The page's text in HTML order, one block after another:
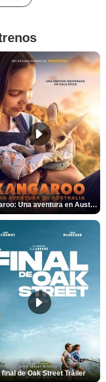
Kangaroo: Una aventura en Australia Tráiler
final de Oak Street Tráiler